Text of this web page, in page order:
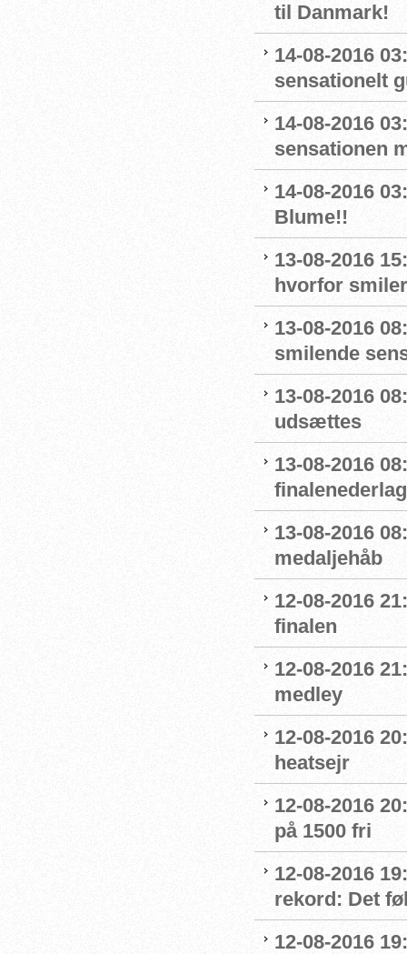
til Danmark!
14-08-2016
sensationelt
14-08-2016
sensationen
14-08-2016
Blume!!
13-08-2016
hvorfor
13-08-2016
smilende
13-08-2016
udsættes
13-08-2016
finalenederlag
13-08-2016
medaljehåb
12-08-2016
finalen
12-08-2016
medley
12-08-2016
heatsejr
12-08-2016
på 1500 fri
12-08-2016
rekord: Det
12-08-2016